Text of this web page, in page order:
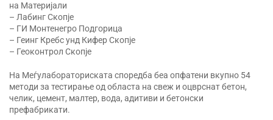
на Материјали
– Лабинг Скопје
– ГИ Монтенегро Подгорица
– Геинг Кребс унд Кифер Скопје
– Геоконтрол Скопје
На Меѓулабораториската споредба беа опфатени вкупно 54
методи за тестирање од областа на свеж и оцврснат бетон,
челик, цемент, малтер, вода, адитиви и бетонски
префабрикати.